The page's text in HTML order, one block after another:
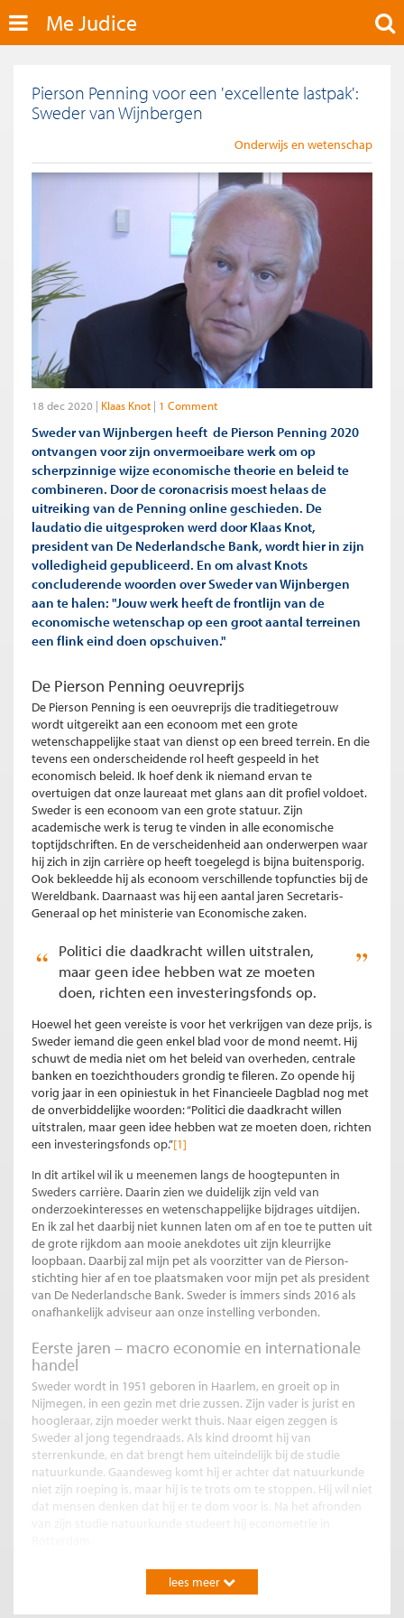
Me Judice
Pierson Penning voor een 'excellente lastpak':
Sweder van Wijnbergen
Onderwijs en wetenschap
18 dec 2020 Klaas Knot 1 Comment
Sweder van Wijnbergen heeft de Pierson Penning 2020
ontvangen voor zijn onvermoeibare werk om op
scherpzinnige wijze economische theorie en beleid te
combineren. Door de coronacrisis moest helaas de
uitreiking van de Penning online geschieden. De
laudatio die uitgesproken werd door Klaas Knot,
president van De Nederlandsche Bank, wordt hier in zijn
volledigheid gepubliceerd. En om alvast Knots
concluderende woorden over Sweder van Wijnbergen
aan te halen: "Jouw werk heeft de frontlijn van de
economische wetenschap op een groot aantal terreinen
een flink eind doen opschuiven."
De Pierson Penning oeuvreprijs
De Pierson Penning is een oeuvreprijs die traditiegetrouw
wordt uitgereikt aan een econoom met een grote
wetenschappelijke staat van dienst op een breed terrein. En die
tevens een onderscheidende rol heeft gespeeld in het
economisch beleid. Ik hoef denk ik niemand ervan te
overtuigen dat onze laureaat met glans aan dit profiel voldoet.
Sweder is een econoom van een grote statuur. Zijn
academische werk is terug te vinden in alle economische
toptijdschriften. En de verscheidenheid aan onderwerpen waar
hij zich in zijn carrière op heeft toegelegd is bijna buitensporig.
Ook bekleedde hij als econoom verschillende topfuncties bij de
Wereldbank. Daarnaast was hij een aantal jaren Secretaris-
Generaal op het ministerie van Economische zaken.
Politici die daadkracht willen uitstralen,
maar geen idee hebben wat ze moeten
doen, richten een investeringsfonds op.
Hoewel het geen vereiste is voor het verkrijgen van deze prijs, is
Sweder iemand die geen enkel blad voor de mond neemt. Hij
schuwt de media niet om het beleid van overheden, centrale
banken en toezichthouders grondig te fileren. Zo opende hij
vorig jaar in een opiniestuk in het Financieele Dagblad nog met
de onverbiddelijke woorden: “Politici die daadkracht willen
uitstralen, maar geen idee hebben wat ze moeten doen, richten
een investeringsfonds op.”[1]
In dit artikel wil ik u meenemen langs de hoogtepunten in
Sweders carrière. Daarin zien we duidelijk zijn veld van
onderzoekinteresses en wetenschappelijke bijdrages uitdijen.
En ik zal het daarbij niet kunnen laten om af en toe te putten uit
de grote rijkdom aan mooie anekdotes uit zijn kleurrijke
loopbaan. Daarbij zal mijn pet als voorzitter van de Pierson-
stichting hier af en toe plaatsmaken voor mijn pet als president
van De Nederlandsche Bank. Sweder is immers sinds 2016 als
onafhankelijk adviseur aan onze instelling verbonden.
Eerste jaren – macro economie en internationale
handel
Sweder wordt in 1951 geboren in Haarlem, en groeit op in
Nijmegen, in een gezin met drie zussen. Zijn vader is jurist en
hoogleraar, zijn moeder werkt thuis. Naar eigen zeggen is
Sweder al jong tegendraads. Als kind droomt hij van
sterrenkunde, en dat brengt hem uiteindelijk bij de studie
natuurkunde. Gaandeweg komt hij er achter dat natuurkunde
niet zijn roeping is, maar hij is te trots om te stoppen. Hij wil niet
dat mensen denken dat hij er te dom voor is. Na het afronden
Sweder is tijdens zijn studietijd zeker niet alleen in de boeken te
vinden. Ook het studentenleven trekt hem aan. Naar verluidt is
lees meer